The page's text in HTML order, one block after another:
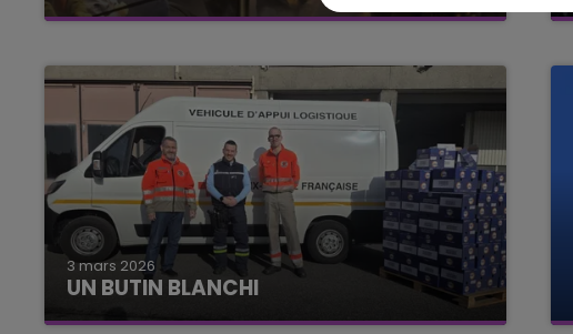
3 mars 2026
UN BUTIN BLANCHI